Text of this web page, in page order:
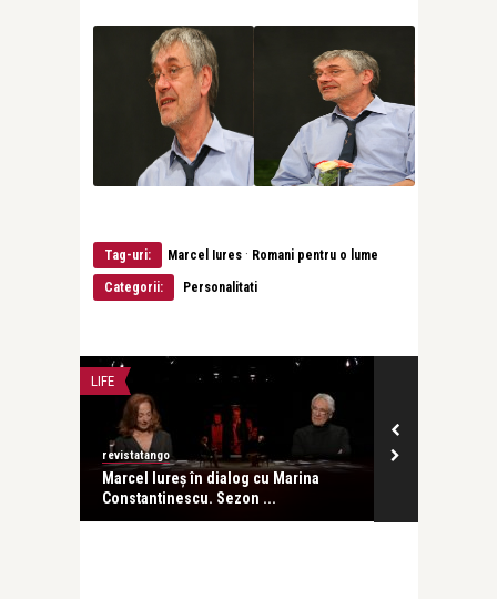
Tag-uri: Marcel Iures · Romani pentru o lume
Categorii: Personalitati
LIFE
revistatango
Marcel Iureș în dialog cu Marina
Constantinescu. Sezon ...